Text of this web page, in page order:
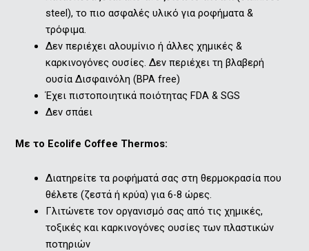
steel), το πιο ασφαλές υλικό για ροφήματα &
τρόφιμα.
Δεν περιέχει αλουμίνιο ή άλλες χημικές &
καρκινογόνες ουσίες. Δεν περιέχει τη βλαβερή
ουσία Δισφαινόλη (ΒPA free)
Έχει πιστοποιητικά ποιότητας FDA & SGS
Δεν σπάει
Mε το Ecolife Coffee Thermos:
Διατηρείτε τα ροφήματά σας στη θερμοκρασία που
θέλετε (ζεστά ή κρύα) για 6-8 ώρες.
Γλιτώνετε τον οργανισμό σας από τις χημικές,
τοξικές και καρκινογόνες ουσίες των πλαστικών
ποτηριών